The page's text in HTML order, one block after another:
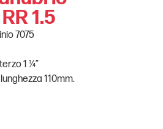
1.5
7075
1 ¼”
110mm.